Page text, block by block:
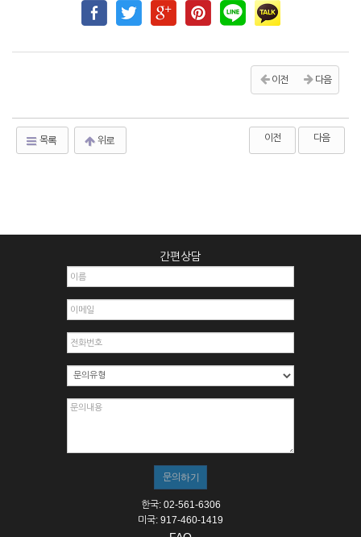
이전 다음
목록 위로 이전 다음
간편상담
한국: 02-561-6306
미국: 917-460-1419